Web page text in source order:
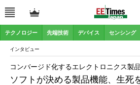
テクノロジー 先端技術 デバイス センシング
インタビュー
ソフトが決める製品機能、生死
コンバージド化するエレクトロニクス製品